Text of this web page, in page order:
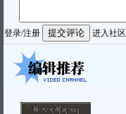
登录/注册 进入社区